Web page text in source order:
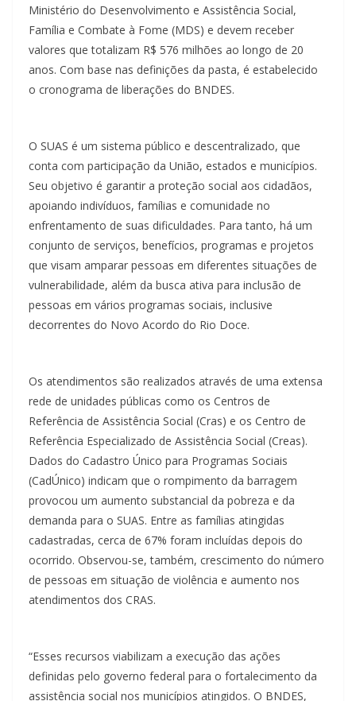
Ministério do Desenvolvimento e Assistência Social,
Família e Combate à Fome (MDS) e devem receber
valores que totalizam R$ 576 milhões ao longo de 20
anos. Com base nas definições da pasta, é estabelecido
o cronograma de liberações do BNDES.
O SUAS é um sistema público e descentralizado, que
conta com participação da União, estados e municípios.
Seu objetivo é garantir a proteção social aos cidadãos,
apoiando indivíduos, famílias e comunidade no
enfrentamento de suas dificuldades. Para tanto, há um
conjunto de serviços, benefícios, programas e projetos
que visam amparar pessoas em diferentes situações de
vulnerabilidade, além da busca ativa para inclusão de
pessoas em vários programas sociais, inclusive
decorrentes do Novo Acordo do Rio Doce.
Os atendimentos são realizados através de uma extensa
rede de unidades públicas como os Centros de
Referência de Assistência Social (Cras) e os Centro de
Referência Especializado de Assistência Social (Creas).
Dados do Cadastro Único para Programas Sociais
(CadÚnico) indicam que o rompimento da barragem
provocou um aumento substancial da pobreza e da
demanda para o SUAS. Entre as famílias atingidas
cadastradas, cerca de 67% foram incluídas depois do
ocorrido. Observou-se, também, crescimento do número
de pessoas em situação de violência e aumento nos
atendimentos dos CRAS.
“Esses recursos viabilizam a execução das ações
definidas pelo governo federal para o fortalecimento da
assistência social nos municípios atingidos. O BNDES,